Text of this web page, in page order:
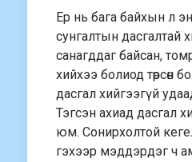
Ер нь бага байхын л
сунгалтын дасгалтай
санагддаг байсан,
хийхээ болиод төрсөн
дасгал хийгээгүй
Тэгсэн ахиад дасгал
юм. Сонирхолтой
гэхээр мэддэрдэг ч